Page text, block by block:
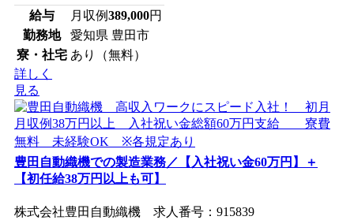
給与
月収例389,000円
勤務地
愛知県 豊田市
寮・社宅 あり（無料）
詳しく
見る
豊田自動織機での製造業務／【入社祝い金60万円】＋
【初任給38万円以上も可】
株式会社豊田自動織機 求人番号：915839